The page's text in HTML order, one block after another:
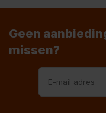
Geen
missen?